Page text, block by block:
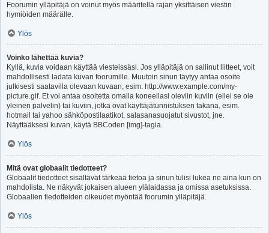
Foorumin ylläpitäjä on voinut myös määritellä rajan yksittäisen viestin
hymiöiden määrälle.
Ylös
Voinko lähettää kuvia?
Kyllä, kuvia voidaan käyttää viesteissäsi. Jos ylläpitäjä on sallinut liitteet, voit
mahdollisesti ladata kuvan foorumille. Muutoin sinun täytyy antaa osoite
julkisesti saatavilla olevaan kuvaan, esim. http://www.example.com/my-
picture.gif. Et voi antaa osoitetta omalla koneellasi oleviin kuviin (ellei se ole
yleinen palvelin) tai kuviin, jotka ovat käyttäjätunnistuksen takana, esim.
hotmail tai yahoo sähköpostilaatikot, salasanasuojatut sivustot, jne.
Näyttääksesi kuvan, käytä BBCoden [img]-tagia.
Ylös
Mitä ovat globaalit tiedotteet?
Globaalit tiedotteet sisältävät tärkeää tietoa ja sinun tulisi lukea ne aina kun on
mahdolista. Ne näkyvät jokaisen alueen ylälaidassa ja omissa asetuksissa.
Globaalien tiedotteiden oikeudet myöntää foorumin ylläpitäjä.
Ylös